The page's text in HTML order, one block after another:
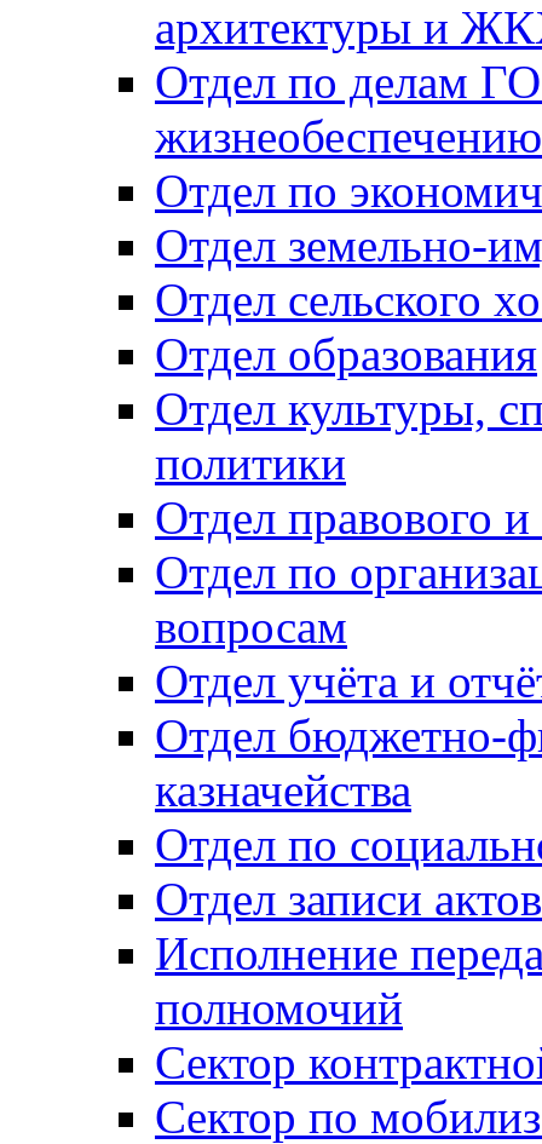
архитектуры и
Отдел по делам
Отдел по
Отдел земельно-
Отдел сельского
Отдел образования
Отдел культуры,
политики
Отдел правового
Отдел по
вопросам
Отдел учёта и
Отдел бюджетно-
казначейства
Отдел по
Отдел записи
Исполнение
полномочий
Сектор
Сектор по